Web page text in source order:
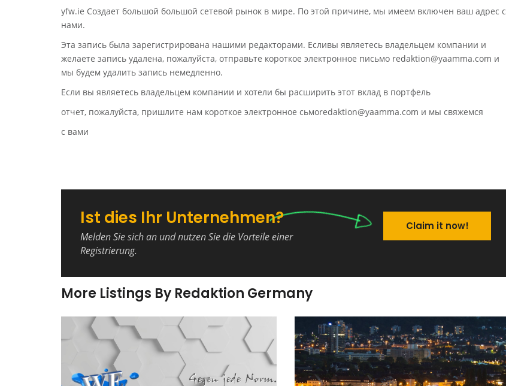
yfw.ie Создает большой большой сетевой рынок в мире. По этой причине, мы имеем включен ваш адрес с
нами.
Эта запись была зарегистрирована нашими редакторами. Есливы являетесь владельцем компании и
желаете запись удалена, пожалуйста, отправьте короткое электронное письмо redaktion@yaamma.com и
мы будем удалить запись немедленно.
Если вы являетесь владельцем компании и хотели бы расширить этот вклад в портфель
отчет, пожалуйста, пришлите нам короткое электронное сьмоredaktion@yaamma.com и мы свяжемся
с вами
Ist dies Ihr Unternehmen?
Melden Sie sich an und nutzen Sie die Vorteile einer
Registrierung.
Claim it now!
More Listings By Redaktion Germany